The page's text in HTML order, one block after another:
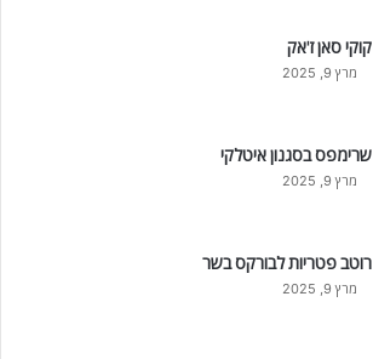
קוקי סאן ז'אק
מרץ 9, 2025
שרימפס בסגנון איטלקי
מרץ 9, 2025
רוטב פטריות לבורקס בשר
מרץ 9, 2025